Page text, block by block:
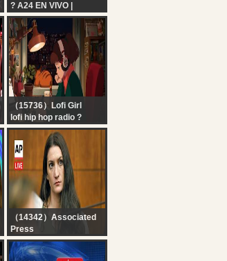
? A24 EN VIVO |
Noticias de Argentina y
el mundo las 24 horas
（15736）Lofi Girl
lofi hip hop radio ?
beats to relax/study to
（14342）Associated
Press
LIVE: Lindsay Clancy
trial Day 9